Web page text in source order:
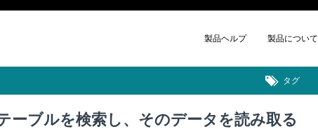
製品ヘルプ 製品について
タグ
ーブルを検索し、そのデータを読み取る